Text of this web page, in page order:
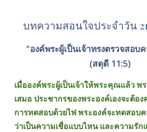
บทความสอนใจประจำวัน
"องค์พระผู้เป็นเจ้าทรงตรวจสอบ
(สดุดี 11:5)
เมื่อองค์พระผู้เป็นเจ้าให้พระคุณแล้ว พ
เสมอ ประชากรของพระองค์เองจะต้อ
การทดสอบด้วยไฟ พระองค์จะทดสอบค
ว่าเป็นความเชื่อแบบไหน และความรัก